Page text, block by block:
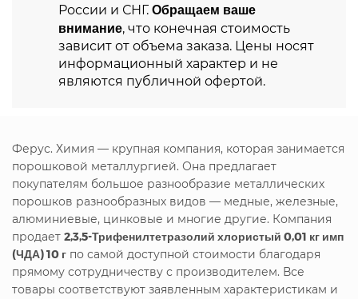
России и СНГ. Обращаем ваше
внимание, что конечная стоимость
зависит от объема заказа. Цены носят
информационный характер и не
являются публичной офертой.
Ферус. Химия — крупная компания, которая занимается
порошковой металлургией. Она предлагает
покупателям большое разнообразие металлических
порошков разнообразных видов — медные, железные,
алюминиевые, цинковые и многие другие. Компания
продает 2,3,5-Трифенилтетразолий хлористый 0,01 кг имп
(ЧДА) 10 г по самой доступной стоимости благодаря
прямому сотрудничеству с производителем. Все
товары соответствуют заявленным характеристикам и